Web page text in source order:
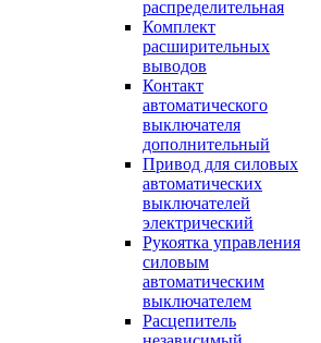
распределительная
Комплект
расширительных
выводов
Контакт
автоматического
выключателя
дополнительный
Привод для силовых
автоматических
выключателей
электрический
Рукоятка управления
силовым
автоматическим
выключателем
Расцепитель